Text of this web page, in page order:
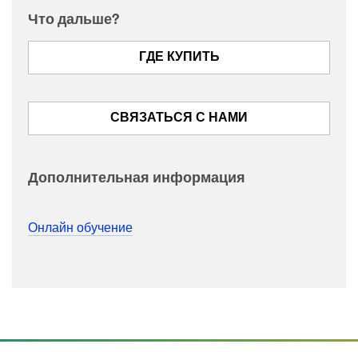
Что дальше?
ГДЕ КУПИТЬ
СВЯЗАТЬСЯ С НАМИ
Дополнительная информация
Онлайн обучение